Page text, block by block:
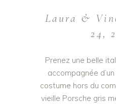
Laura &
24,
Prenez une belle
accompagnée
costume hors du
vieille Porsche gris